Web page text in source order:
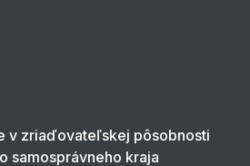
v zriaďovateľskej pôsobnosti
samosprávneho kraja